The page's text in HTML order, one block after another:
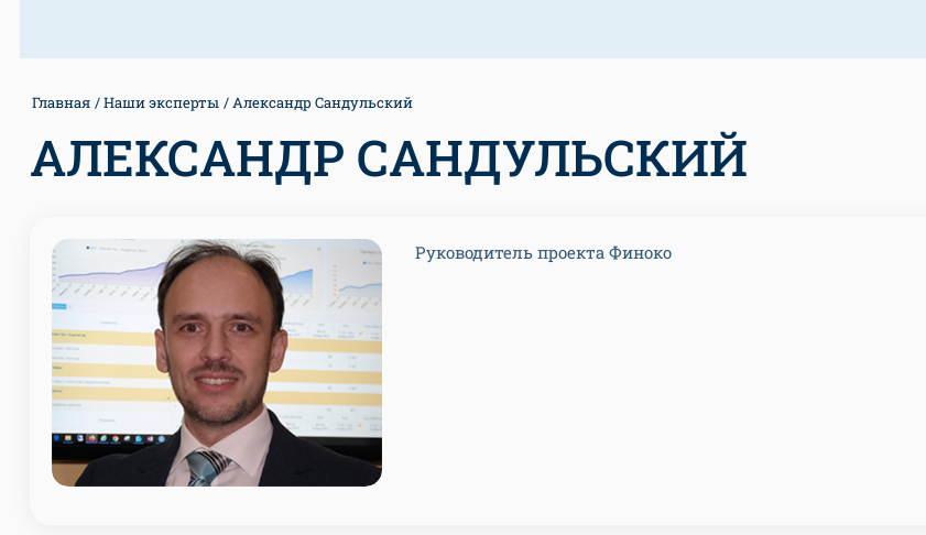
Главная Наши эксперты Александр Сандульский
АЛЕКСАНДР САНДУЛЬСКИЙ
Руководитель проекта Финоко